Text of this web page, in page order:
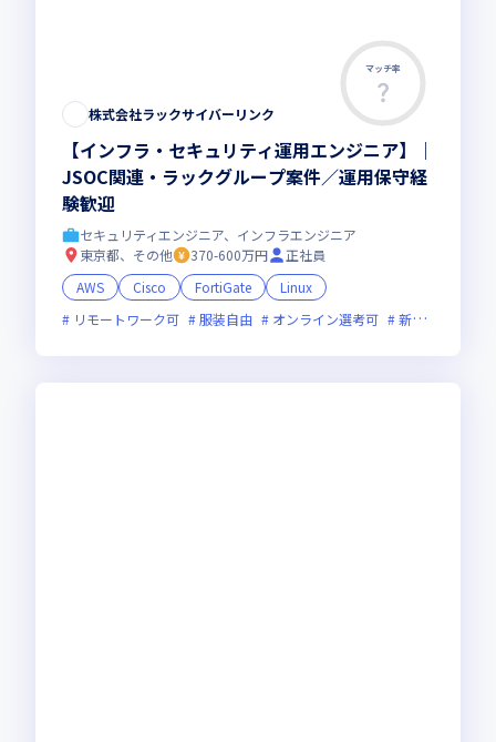
マッチ率
株式会社ラックサイバーリンク
【インフラ・セキュリティ運用エンジニア】｜
JSOC関連・ラックグループ案件／運用保守経
験歓迎
セキュリティエンジニア、インフラエンジニア
東京都、その他
370-600万円
正社員
AWS
Cisco FortiGate
Linux
リモートワーク可
服装自由 オンライン選考可 新技術に積極的